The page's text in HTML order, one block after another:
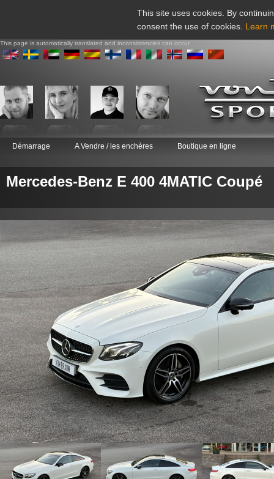
This site uses cookies. By
consent the use of cookies. Learn
This page is automatically translated and inconsistencies can occur
Démarrage A Vendre / les enchères Boutique en ligne
Mercedes-Benz E 400 4MATIC Coupé